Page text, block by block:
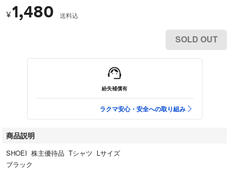
¥1,480 送料込
SOLD OUT
紛失補償有
ラクマ安心・安全への取り組み
商品説明
SHOEI 株主優待品 Tシャツ Lサイズ
ブラック